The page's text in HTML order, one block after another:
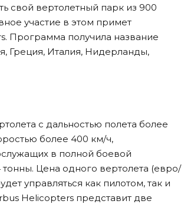
свой вертолетный парк из 900
участие в этом примет
Программа получила название
Греция, Италия, Нидерланды,
с дальностью полета более
более 400 км/ч,
в полной боевой
Цена одного вертолета (евро/
управляться как пилотом, так и
Helicopters представит две